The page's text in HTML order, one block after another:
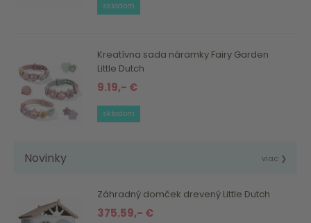
skladom
Kreatívna sada náramky Fairy Garden
Little Dutch
9.19,- €
skladom
Novinky viac ❯
Záhradný domček drevený Little Dutch
375.59,- €